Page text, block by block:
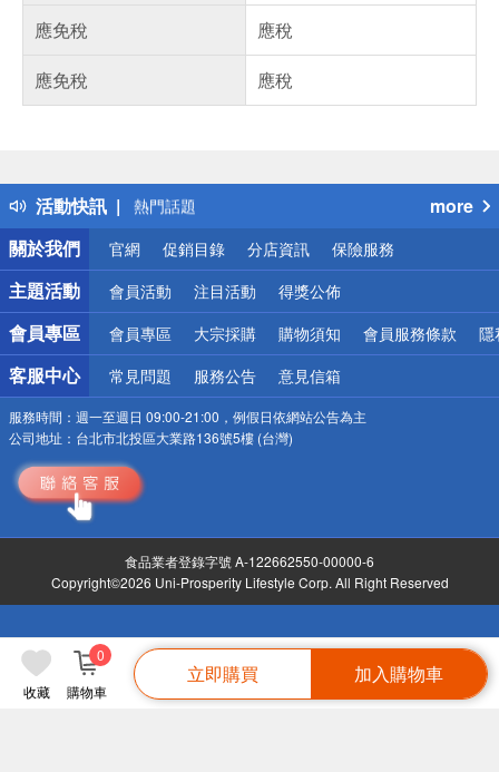
收藏 購物車
0
立即購買 加入購物車
應免稅
應稅
應免稅
應稅
活動快訊
得獎公告
熱門話題
銀行優惠
偏遠地區配送
詐騙網頁！請小心！
more
關於我們
官網 促銷目錄 分店資訊 保險服務
主題活動 會員活動 注目活動 得獎公佈
會員專區 會員專區 大宗採購 購物須知 會員服務條款 隱
客服中心 常見問題 服務公告 意見信箱
服務時間： 週一至週日 09:00-21:00，例假日依網站公告為主
公司地址： 台北市北投區大業路136號5樓 (台灣)
食品業者登錄字號 A-122662550-00000-6
Copyright©2026 Uni-Prosperity Lifestyle Corp. All Right Reserved